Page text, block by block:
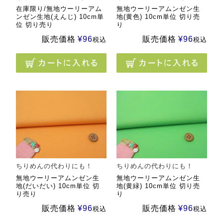
在庫限り/無地ウーリーアム
ンゼン生地(えんじ) 10cm単
位 切り売り
販売価格 ¥96税込
無地ウーリーアムンゼン生
地(黄色) 10cm単位 切り売
り
販売価格 ¥96税込
ちりめんの代わりにも！
無地ウーリーアムンゼン生
地(だいだい) 10cm単位 切
り売り
販売価格 ¥96税込
ちりめんの代わりにも！
無地ウーリーアムンゼン生
地(黄緑) 10cm単位 切り売
り
販売価格 ¥96税込